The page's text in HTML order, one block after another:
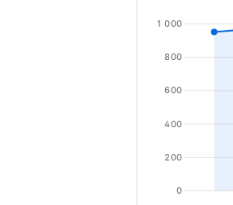
0
200
400
600
800
1 000